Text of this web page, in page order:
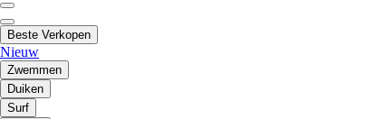
Beste Verkopen
Nieuw
Zwemmen
Duiken
Surf